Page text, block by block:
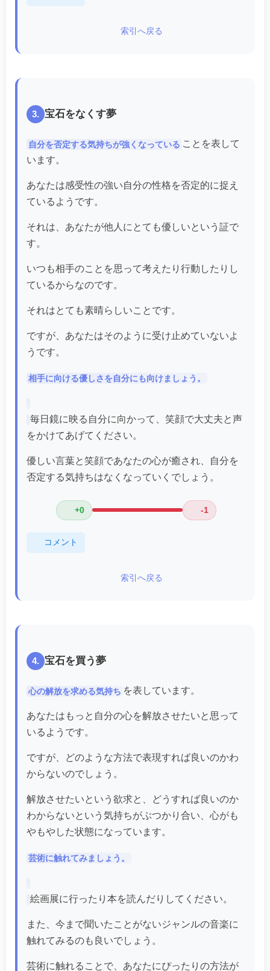
索引へ戻る
3. 宝石をなくす夢
自分を否定する気持ちが強くなっている ことを表して
います。
あなたは感受性の強い自分の性格を否定的に捉え
ているようです。
それは、あなたが他人にとても優しいという証で
す。
いつも相手のことを思って考えたり行動したりし
ているからなのです。
それはとても素晴らしいことです。
ですが、あなたはそのように受け止めていないよ
うです。
相手に向ける優しさを自分にも向けましょう。
毎日鏡に映る自分に向かって、笑顔で大丈夫と声
をかけてあげてください。
優しい言葉と笑顔であなたの心が癒され、自分を
否定する気持ちはなくなっていくでしょう。
+0 -1
コメント
索引へ戻る
4. 宝石を買う夢
心の解放を求める気持ち を表しています。
あなたはもっと自分の心を解放させたいと思って
いるようです。
ですが、どのような方法で表現すれば良いのかわ
からないのでしょう。
解放させたいという欲求と、どうすれば良いのか
わからないという気持ちがぶつかり合い、心がも
やもやした状態になっています。
芸術に触れてみましょう。
絵画展に行ったり本を読んだりしてください。
また、今まで聞いたことがないジャンルの音楽に
触れてみるのも良いでしょう。
芸術に触れることで、あなたにぴったりの方法が